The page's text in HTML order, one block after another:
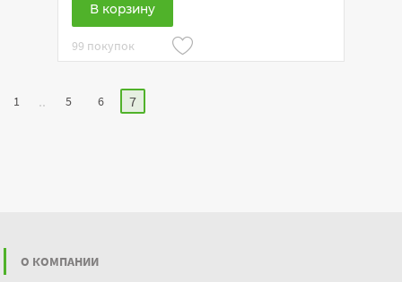
В корзину
99 покупок
1 .. 5 6 7
О КОМПАНИИ